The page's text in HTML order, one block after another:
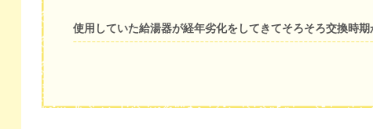
使用していた給湯器が経年劣化をしてきてそろそろ交換時